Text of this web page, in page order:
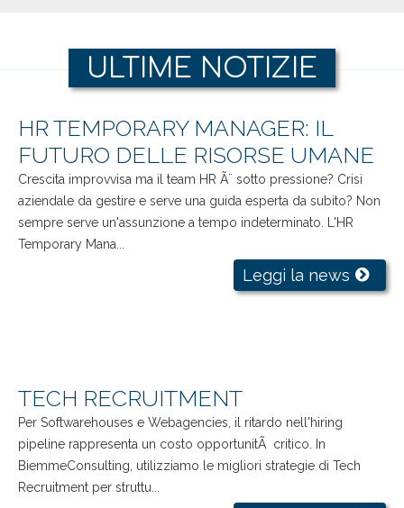
ULTIME NOTIZIE
HR TEMPORARY MANAGER: IL
FUTURO DELLE RISORSE UMANE
Crescita improvvisa ma il team HR Ã¨ sotto pressione? Crisi
aziendale da gestire e serve una guida esperta da subito? Non
sempre serve un'assunzione a tempo indeterminato. L'HR
Temporary Mana...
Leggi la news
TECH RECRUITMENT
Per Softwarehouses e Webagencies, il ritardo nell'hiring
pipeline rappresenta un costo opportunitÃ critico. In
BiemmeConsulting, utilizziamo le migliori strategie di Tech
Recruitment per struttu...